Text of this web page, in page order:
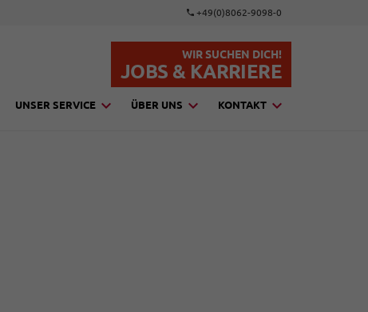
+49(0)8062-9098-0
WIR SUCHEN DICH!
JOBS & KARRIERE
UNSER SERVICE ÜBER UNS KONTAKT